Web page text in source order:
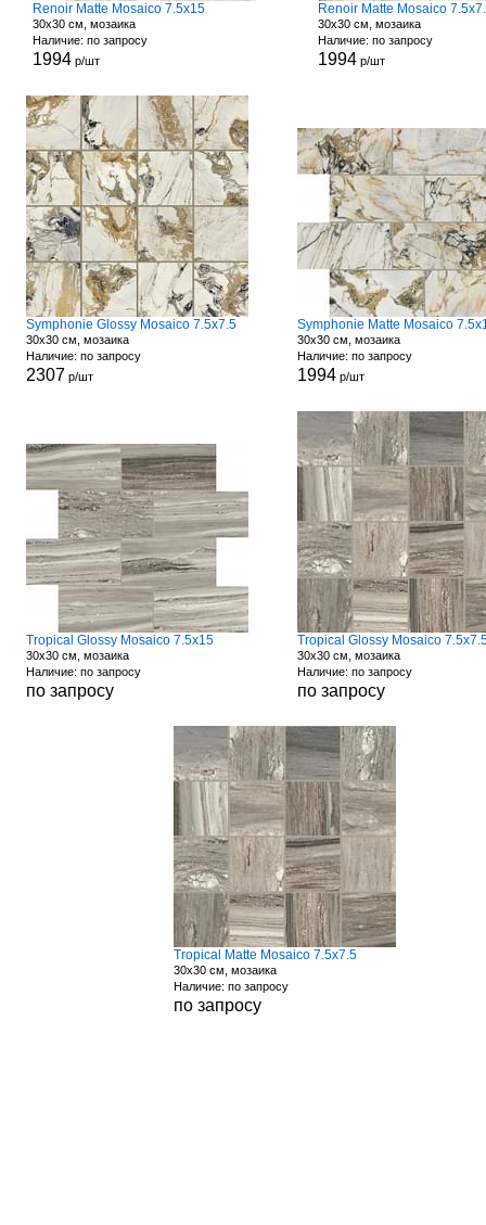
Renoir Matte Mosaico 7.5x15
30x30 см, мозаика
Наличие: по запросу
1994 р/шт
Renoir Matte Mosaico
30x30 см, мозаика
Наличие: по запросу
1994 р/шт
Symphonie Glossy Mosaico 7.5x7.5
30x30 см, мозаика
Наличие: по запросу
2307 р/шт
Symphonie Matte Mosaico
30x30 см, мозаика
Наличие: по запросу
1994 р/шт
Tropical Glossy Mosaico 7.5x15
30x30 см, мозаика
Наличие: по запросу
по запросу
Tropical Glossy Mosaico
30x30 см, мозаика
Наличие: по запросу
по запросу
Tropical Matte Mosaico 7.5x7.5
30x30 см, мозаика
Наличие: по запросу
по запросу